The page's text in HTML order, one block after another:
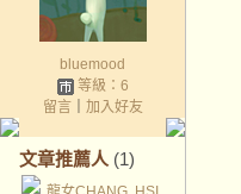
bluemood
等級：6
留言｜ 加入好友
文章推薦人 (1)